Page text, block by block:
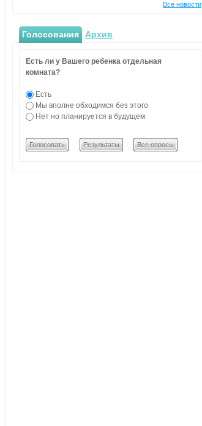
Все новости
Голосования Архив
Есть ли у Вашего ребенка отдельная
комната?
Есть
Мы вполне обходимся без этого
Нет но планируется в будущем
Голосовать Результаты Все опросы